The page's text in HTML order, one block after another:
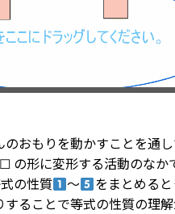
おもりを動かすことを通
☐ の形に変形する活動のな
の性質
～
をまとめる
ることで等式の性質の理解